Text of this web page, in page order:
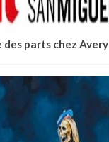
parts chez Avery